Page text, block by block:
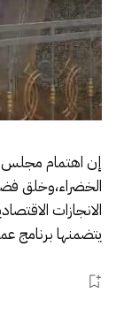
إن اهتمام مجلس
الخضراء،وخلق
الانجازات
يتضمنها برنامج